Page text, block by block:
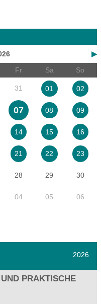
▶
Fr Sa So
31 01 02
07 08 09
14 15 16
21 22 23
28 29 30
04 05 06
2026
PRAKTISCHE